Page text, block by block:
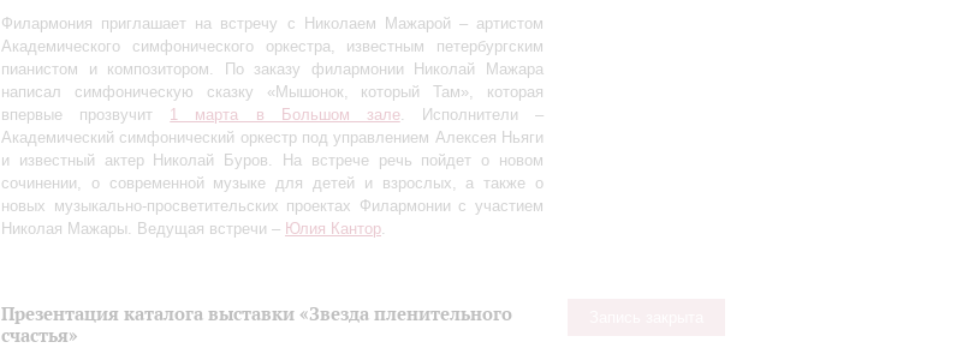
Филармония приглашает на встречу с Николаем Мажарой – артистом
Академического симфонического оркестра, известным петербургским
пианистом и композитором. По заказу филармонии Николай Мажара
написал симфоническую сказку «Мышонок, который Там», которая
впервые прозвучит 1 марта в Большом зале. Исполнители –
Академический симфонический оркестр под управлением Алексея Ньяги
и известный актер Николай Буров. На встрече речь пойдет о новом
сочинении, о современной музыке для детей и взрослых, а также о
новых музыкально-просветительских проектах Филармонии с участием
Николая Мажары. Ведущая встречи – Юлия Кантор
Презентация каталога выставки «Звезда пленительного
счастья»